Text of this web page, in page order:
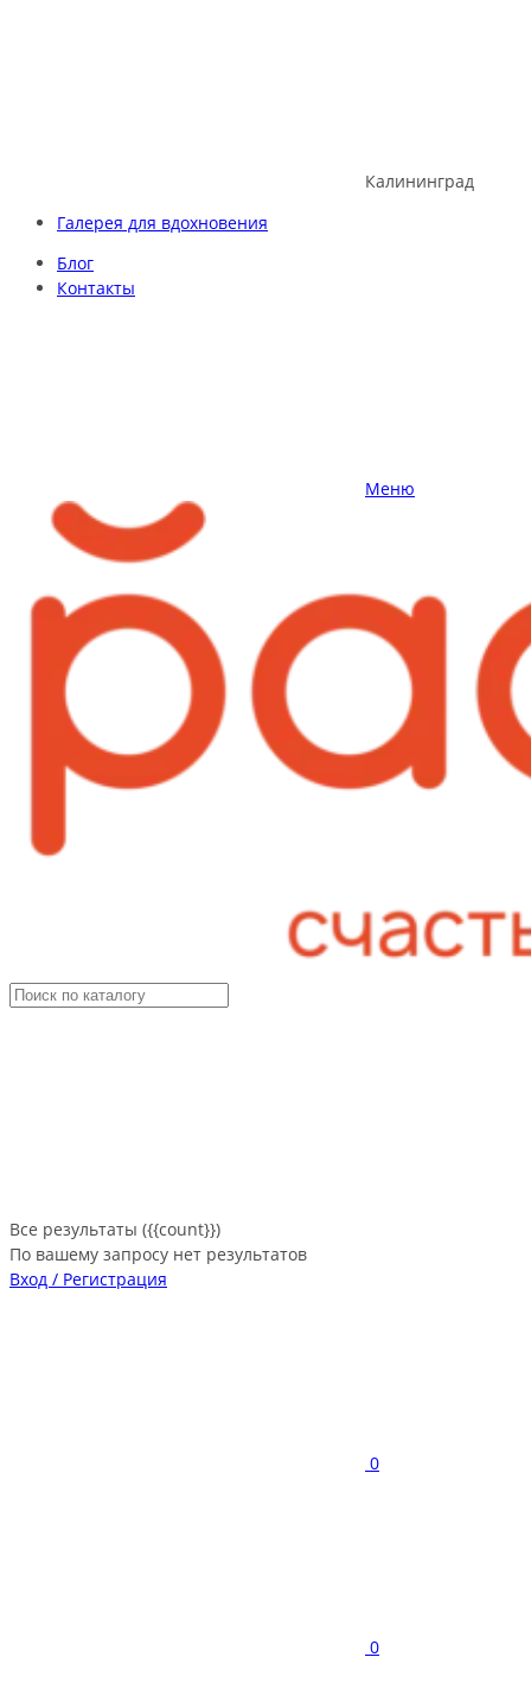
Калининград
Галерея для вдохновения
Блог
Контакты
Меню
Все результаты ({{count}})
По вашему запросу нет результатов
Вход / Регистрация
0
0